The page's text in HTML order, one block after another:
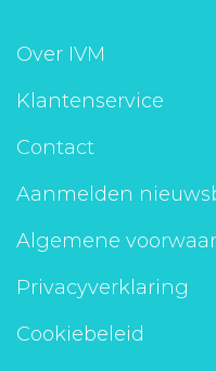
Over IVM
Klantenservice
Contact
Aanmelden
Algemene
Privacyverklaring
Cookiebeleid